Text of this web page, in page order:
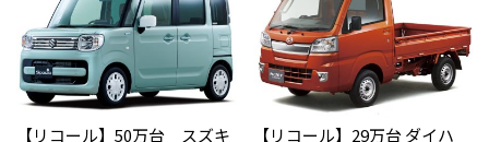
【リコール】50万台 スズキ 【リコール】29万台 ダイハ